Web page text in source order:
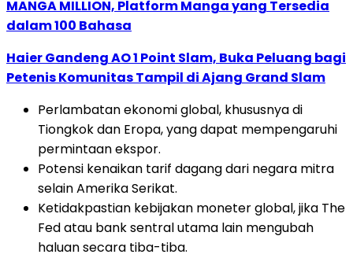
MANGA MILLION, Platform Manga yang Tersedia
dalam 100 Bahasa
Haier Gandeng AO 1 Point Slam, Buka Peluang bagi
Petenis Komunitas Tampil di Ajang Grand Slam
Perlambatan ekonomi global, khususnya di
Tiongkok dan Eropa, yang dapat mempengaruhi
permintaan ekspor.
Potensi kenaikan tarif dagang dari negara mitra
selain Amerika Serikat.
Ketidakpastian kebijakan moneter global, jika The
Fed atau bank sentral utama lain mengubah
haluan secara tiba-tiba.